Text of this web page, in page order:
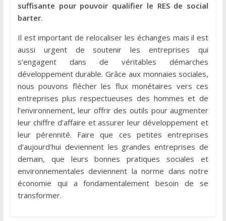
suffisante pour pouvoir qualifier le RES de social
barter.
Il est important de relocaliser les échanges mais il est
aussi urgent de soutenir les entreprises qui
s’engagent dans de véritables démarches
développement durable. Grâce aux monnaies sociales,
nous pouvons flécher les flux monétaires vers ces
entreprises plus respectueuses des hommes et de
l’environnement, leur offrir des outils pour augmenter
leur chiffre d’affaire et assurer leur développement et
leur pérennité. Faire que ces petites entreprises
d’aujourd’hui deviennent les grandes entreprises de
demain, que leurs bonnes pratiques sociales et
environnementales deviennent la norme dans notre
économie qui a fondamentalement besoin de se
transformer.